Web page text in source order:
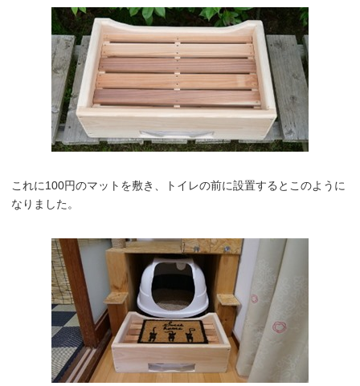
これに100円のマットを敷き、トイレの前に設置するとこのように
なりました。